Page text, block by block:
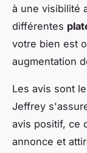
à une visibilité
différentes
votre bien est
augmentation
Les avis sont
Jeffrey
avis positif, ce
annonce et